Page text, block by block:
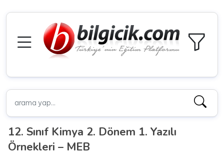
12. Sınıf Kimya 2. Dönem 1. Yazılı
Örnekleri – MEB